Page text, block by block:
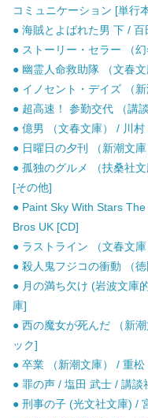
コミュニケーション [単行
● 海賊とよばれた男 下 /
● ストーリー・セラー （
● 幽霊人命救助隊 （文春
● イノセント・デイズ （
● 超高速！ 参勤交代 （講
● 億男 （文春文庫） / 川
● 日曜日の夕刊 （新潮文
● 孤独のグルメ （扶桑社
[その他]
● Paint Sky With Stars
Bros UK [CD]
● ラストライン （文春文
● 殺人鬼フジコの衝動 （
● 月の満ち欠け (岩波文庫
庫]
● 西の魔女が死んだ （新
ック]
● 卒業 （新潮文庫） / 重
● 罪の声 / 塩田 武士 / 講談
● 刑事の子 (光文社文庫) /